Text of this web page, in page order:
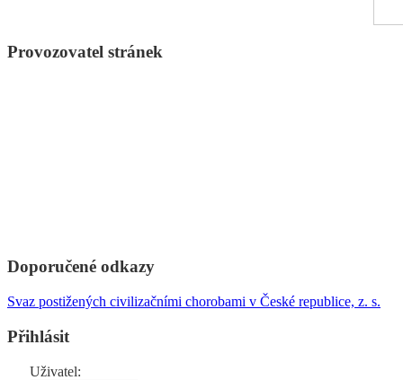
Provozovatel stránek
Doporučené odkazy
Svaz postižených civilizačními chorobami v České republice, z. s.
Přihlásit
Uživatel: